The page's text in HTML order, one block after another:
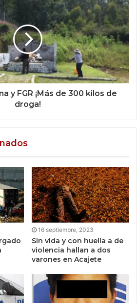
y FGR ¡Más de 300 kilos de
droga!
16 septiembre, 2023
Sin vida y con huella a de
violencia hallan a dos
varones en Acajete